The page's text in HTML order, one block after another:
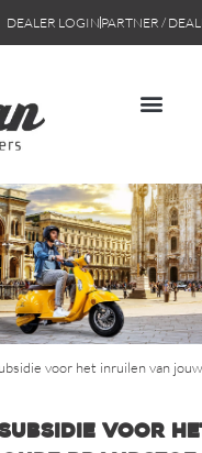
DEALER LOGIN PARTNER /
voor het inruilen van
voor